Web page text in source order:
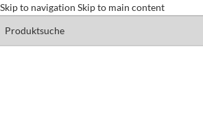
Skip to navigation Skip to main content